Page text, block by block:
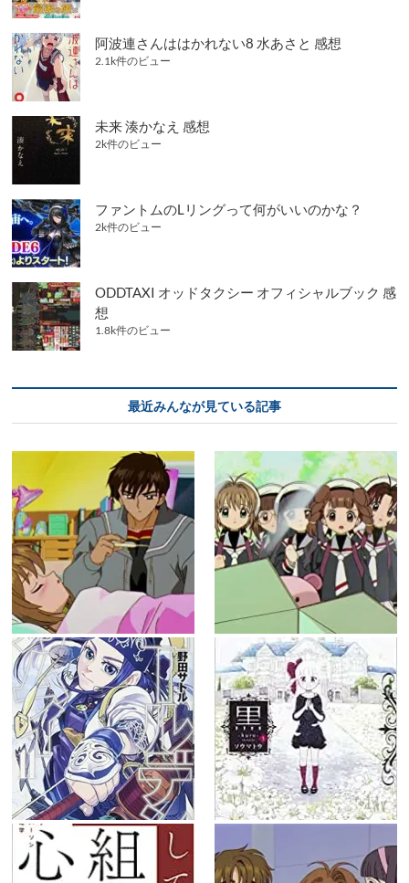
阿波連さんははかれない8 水あさと 感想
2.1k件のビュー
未来 湊かなえ 感想
2k件のビュー
ファントムのLリングって何がいいのかな？
2k件のビュー
ODDTAXI オッドタクシー オフィシャルブック 感
想
1.8k件のビュー
最近みんなが見ている記事